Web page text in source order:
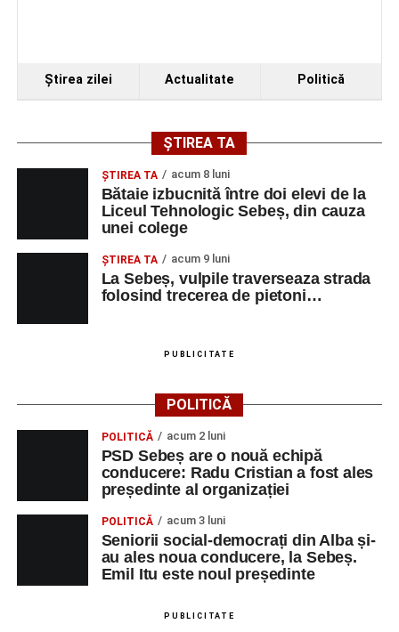
Spectacol de vals și tango „Armonii în
pași de dans”
Napoca).
AcompaniazăCluj Tango Orchestra:
Irina Indrei – pian
Robert Indrei – bandoneon
Milena Vădan – vioară
Emanuel Elcean – contrabas
Adrian Lup – violoncel
Vlad Dordea.
Piața Primăriei
Orele 17.00–20.00– Punct oficial de înscrieri și informații
SÂMBĂTĂ, 22 AUGUST 2026
Platoul Centrului Cultural „Lucian
Ştirea zilei Actualitate Politică
ȘTIREA TA
ŞTIREA TA acum 8 luni
Bătaie izbucnită între doi elevi de la
Liceul Tehnologic Sebeș, din cauza
unei colege
ŞTIREA TA acum 9 luni
La Sebeș, vulpile traverseaza strada
folosind trecerea de pietoni…
PUBLICITATE
POLITICĂ
POLITICĂ acum 2 luni
PSD Sebeș are o nouă echipă
conducere: Radu Cristian a fost ales
președinte al organizației
POLITICĂ acum 3 luni
Seniorii social-democrați din Alba și-
au ales noua conducere, la Sebeș.
Emil Itu este noul președinte
PUBLICITATE